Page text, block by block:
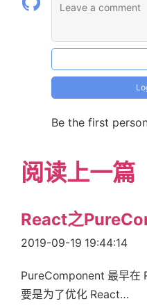
Be the first
阅读上一篇
React之
2019-09-19 19:44:14
PureComponent 最早在
要是为了优化 React…